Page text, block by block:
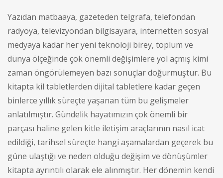
Yazıdan matbaaya, gazeteden telgrafa, telefondan
radyoya, televizyondan bilgisayara, internetten sosyal
medyaya kadar her yeni teknoloji birey, toplum ve
dünya ölçeğinde çok önemli değişimlere yol açmış kimi
zaman öngörülemeyen bazı sonuçlar doğurmuştur. Bu
kitapta kil tabletlerden dijital tabletlere kadar geçen
binlerce yıllık süreçte yaşanan tüm bu gelişmeler
anlatılmıştır. Gündelik hayatımızın çok önemli bir
parçası haline gelen kitle iletişim araçlarının nasıl icat
edildiği, tarihsel süreçte hangi aşamalardan geçerek bu
güne ulaştığı ve neden olduğu değişim ve dönüşümler
kitapta ayrıntılı olarak ele alınmıştır. Her dönemin kendi